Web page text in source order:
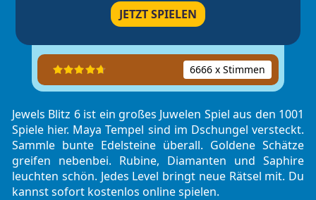
JETZT SPIELEN
6666 x Stimmen
Jewels Blitz 6 ist ein großes Juwelen Spiel aus den 1001
Spiele hier. Maya Tempel sind im Dschungel versteckt.
Sammle bunte Edelsteine überall. Goldene Schätze
greifen nebenbei. Rubine, Diamanten und Saphire
leuchten schön. Jedes Level bringt neue Rätsel mit. Du
kannst sofort kostenlos online spielen.